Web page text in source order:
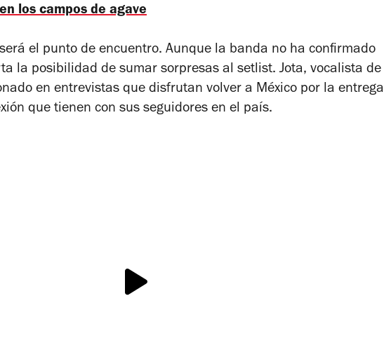
los campos de agave
el punto de encuentro. Aunque la banda no ha confirmado
la posibilidad de sumar sorpresas al setlist. Jota, vocalista de
en entrevistas que disfrutan volver a México por la entrega
que tienen con sus seguidores en el país.